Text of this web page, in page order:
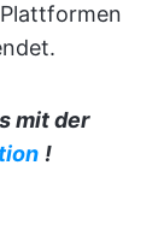
mit der
!